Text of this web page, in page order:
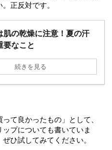
正反対です。
肌の乾燥に注意！夏の汗
要なこと
続きを見る
て良かったもの」として、
プについても書いていま
ひ試してみてください。